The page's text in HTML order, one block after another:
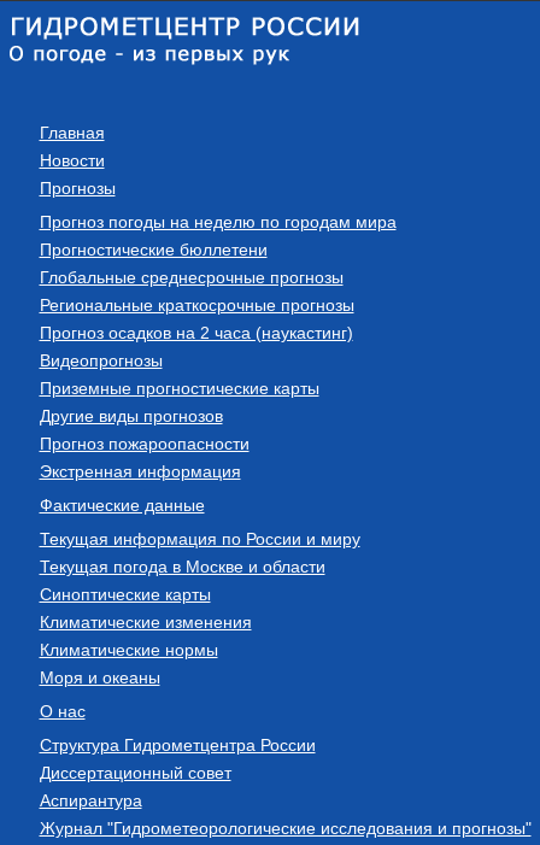
Главная
Новости
Прогнозы
Прогноз погоды на неделю по городам мира
Прогностические бюллетени
Глобальные среднесрочные прогнозы
Региональные краткосрочные прогнозы
Прогноз осадков на 2 часа (наукастинг)
Видеопрогнозы
Приземные прогностические карты
Другие виды прогнозов
Прогноз пожароопасности
Экстренная информация
Фактические данные
Текущая информация по России и миру
Текущая погода в Москве и области
Синоптические карты
Климатические изменения
Климатические нормы
Моря и океаны
О нас
Структура Гидрометцентра России
Диссертационный совет
Аспирантура
Журнал "Гидрометеорологические исследования и прогнозы"